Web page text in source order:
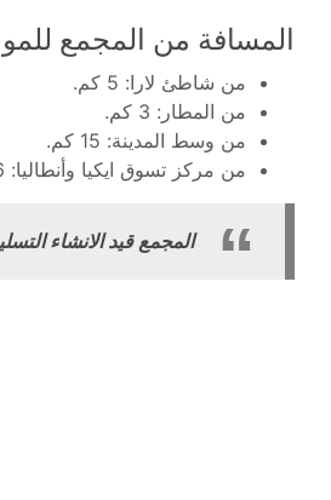
المسافة من المجمع
من شاطئ لارا: 5 كم.
من المطار: 3 كم.
من وسط المدينة: 15 كم.
من مركز تسوق ايكيا وأنطاليا: 6 كم.
المجمع قيد الانشاء التسليم